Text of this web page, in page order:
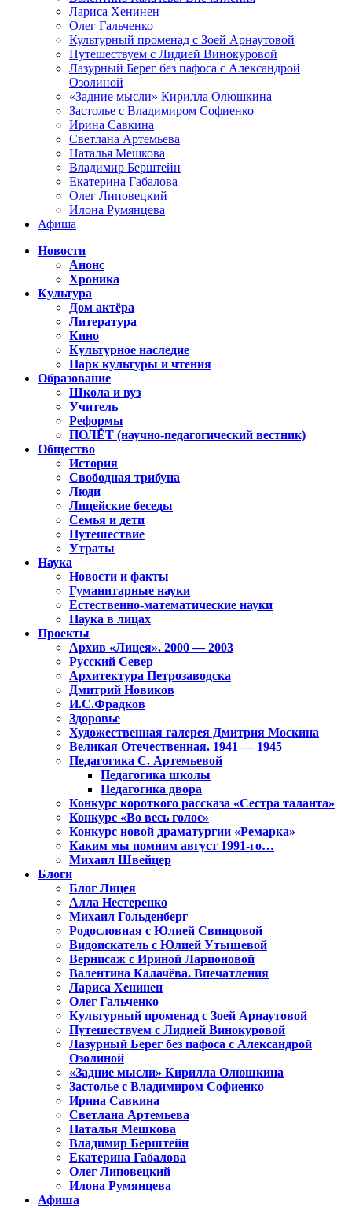
Лариса Хенинен
Олег Гальченко
Культурный променад с Зоей Арнаутовой
Путешествуем с Лидией Винокуровой
Лазурный Берег без пафоса с Александрой
Озолиной
«Задние мысли» Кирилла Олюшкина
Застолье с Владимиром Софиенко
Ирина Савкина
Светлана Артемьева
Наталья Мешкова
Владимир Берштейн
Екатерина Габалова
Олег Липовецкий
Илона Румянцева
Афиша
Новости
Анонс
Хроника
Культура
Дом актёра
Литература
Кино
Культурное наследие
Парк культуры и чтения
Образование
Школа и вуз
Учитель
Реформы
ПОЛЁТ (научно-педагогический вестник)
Общество
История
Свободная трибуна
Люди
Лицейские беседы
Семья и дети
Путешествие
Утраты
Наука
Новости и факты
Гуманитарные науки
Естественно-математические науки
Наука в лицах
Проекты
Архив «Лицея». 2000 — 2003
Русский Север
Архитектура Петрозаводска
Дмитрий Новиков
И.С.Фрадков
Здоровье
Художественная галерея Дмитрия Москина
Великая Отечественная. 1941 — 1945
Педагогика С. Артемьевой
Педагогика школы
Педагогика двора
Конкурс короткого рассказа «Сестра таланта»
Конкурс «Во весь голос»
Конкурс новой драматургии «Ремарка»
Каким мы помним август 1991-го…
Михаил Швейцер
Блоги
Блог Лицея
Алла Нестеренко
Михаил Гольденберг
Родословная с Юлией Свинцовой
Видоискатель с Юлией Утышевой
Вернисаж с Ириной Ларионовой
Валентина Калачёва. Впечатления
Лариса Хенинен
Олег Гальченко
Культурный променад с Зоей Арнаутовой
Путешествуем с Лидией Винокуровой
Лазурный Берег без пафоса с Александрой
Озолиной
«Задние мысли» Кирилла Олюшкина
Застолье с Владимиром Софиенко
Ирина Савкина
Светлана Артемьева
Наталья Мешкова
Владимир Берштейн
Екатерина Габалова
Олег Липовецкий
Илона Румянцева
Афиша